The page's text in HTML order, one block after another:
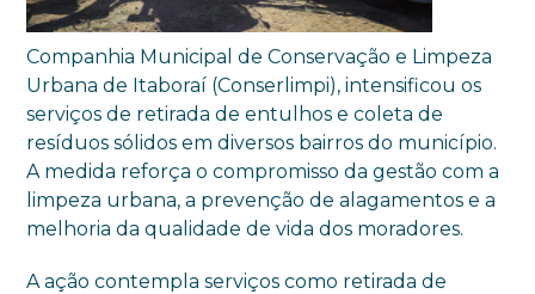
Companhia Municipal de Conservação e Limpeza
Urbana de Itaboraí (Conserlimpi), intensificou os
serviços de retirada de entulhos e coleta de
resíduos sólidos em diversos bairros do município.
A medida reforça o compromisso da gestão com a
limpeza urbana, a prevenção de alagamentos e a
melhoria da qualidade de vida dos moradores.
A ação contempla serviços como retirada de